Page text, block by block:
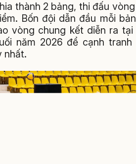
thành 2 bảng, thi đấu vòng
Bốn đội dẫn đầu mỗi
vòng chung kết diễn ra tại
năm 2026 để cạnh tranh
nhất.